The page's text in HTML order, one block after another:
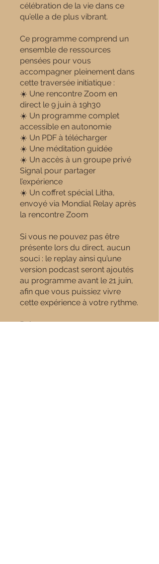
célébration de la vie dans ce
qu’elle a de plus vibrant.
Ce programme comprend un
ensemble de ressources
pensées pour vous
accompagner pleinement dans
cette traversée initiatique :
☀️ Une rencontre Zoom en
direct le 9 juin à 19h30
☀️ Un programme complet
accessible en autonomie
☀️ Un PDF à télécharger
☀️ Une méditation guidée
☀️ Un accès à un groupe privé
Signal pour partager
l’expérience
☀️ Un coffret spécial Litha,
envoyé via Mondial Relay après
la rencontre Zoom
Si vous ne pouvez pas être
présente lors du direct, aucun
souci : le replay ainsi qu’une
version podcast seront ajoutés
au programme avant le 21 juin,
afin que vous puissiez vivre
cette expérience à votre rythme.
Rebecca